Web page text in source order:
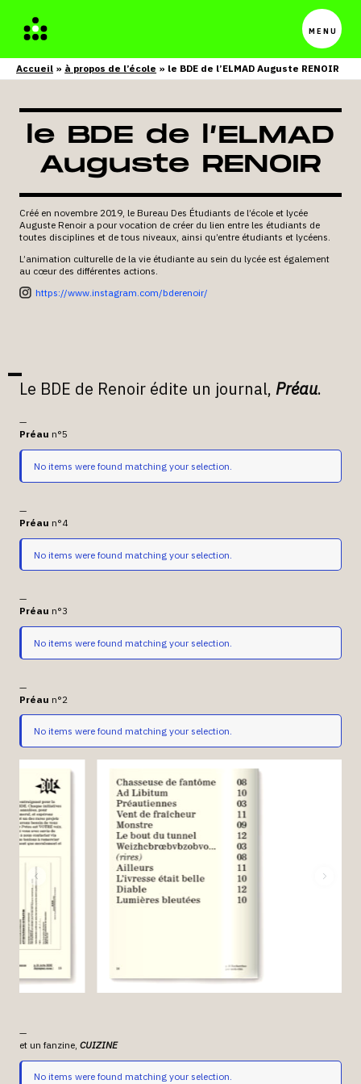
Menu
Accueil à propos de l’école le BDE de l’ELMAD Auguste RENOIR
le BDE de l’ELMAD
Auguste RENOIR
Créé en novembre 2019, le Bureau Des Étudiants de l’école et lycée
Auguste Renoir a pour vocation de créer du lien entre les étudiants de
toutes disciplines et de tous niveaux, ainsi qu’entre étudiants et lycéens.
L’animation culturelle de la vie étudiante au sein du lycée est également
au cœur des différentes actions.
https://www.instagram.com/bderenoir/
Le BDE de Renoir édite un journal, Préau.
—
Préau n°5
No items were found matching your selection.
—
Préau n°4
No items were found matching your selection.
—
Préau n°3
No items were found matching your selection.
—
Préau n°2
No items were found matching your selection.
—
et un fanzine, CUIZINE
No items were found matching your selection.